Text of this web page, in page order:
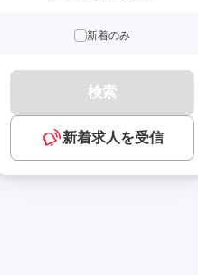
新着のみ
検索
新着求人を受信